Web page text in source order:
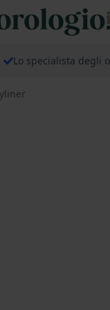
Lo specialista degli